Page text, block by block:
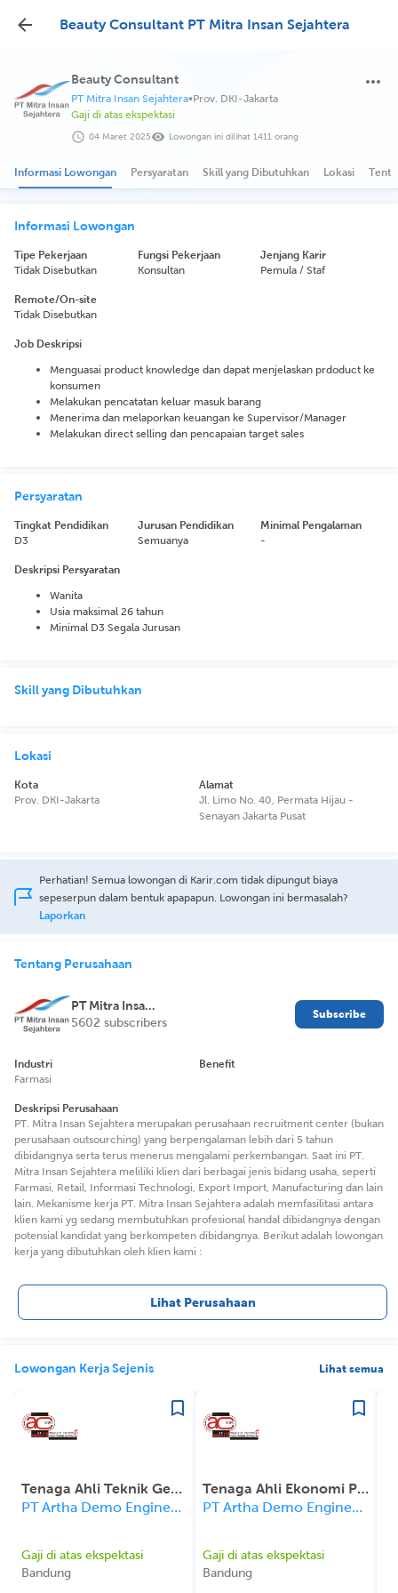
Beauty Consultant PT Mitra Insan Sejahtera
Beauty Consultant
PT Mitra Insan Sejahtera•Prov. DKI-Jakarta
Gaji di atas ekspektasi
Lowongan ini dilihat 1411 orang
04 Maret 2025
Informasi Lowongan Persyaratan Skill yang Dibutuhkan Lokasi
Informasi Lowongan
Tipe Pekerjaan
Tidak Disebutkan
Fungsi Pekerjaan
Konsultan
Jenjang Karir
Pemula / Staf
Remote/On-site
Tidak Disebutkan
Job Deskripsi
Menguasai product knowledge dan dapat menjelaskan prdoduct ke
konsumen
Melakukan pencatatan keluar masuk barang
Menerima dan melaporkan keuangan ke Supervisor/Manager
Melakukan direct selling dan pencapaian target sales
Persyaratan
Tingkat Pendidikan
D3
Jurusan Pendidikan
Semuanya
Minimal Pengalaman
-
Deskripsi Persyaratan
Wanita
Usia maksimal 26 tahun
Minimal D3 Segala Jurusan
Skill yang Dibutuhkan
Lokasi
Kota
Prov. DKI-Jakarta
Alamat
Jl. Limo No. 40, Permata Hijau -
Senayan Jakarta Pusat
Perhatian! Semua lowongan di Karir.com tidak dipungut biaya
sepeserpun dalam bentuk apapapun. Lowongan ini bermasalah?
Laporkan
Tentang Perusahaan
PT Mitra Insan Sejahtera
5602 subscribers
Subscribe
Industri
Farmasi
Benefit
Deskripsi Perusahaan
PT. Mitra Insan Sejahtera merupakan perusahaan recruitment center (bukan
perusahaan outsourching) yang berpengalaman lebih dari 5 tahun
dibidangnya serta terus menerus mengalami perkembangan. Saat ini PT.
Mitra Insan Sejahtera meliliki klien dari berbagai jenis bidang usaha, seperti
Farmasi, Retail, Informasi Technologi, Export Import, Manufacturing dan lain
lain. Mekanisme kerja PT. Mitra Insan Sejahtera adalah memfasilitasi antara
klien kami yg sedang membutuhkan profesional handal dibidangnya dengan
potensial kandidat yang berkompeten dibidangnya. Berikut adalah lowongan
kerja yang dibutuhkan oleh klien kami :
Lihat Perusahaan
Lowongan Kerja Sejenis Lihat semua
Tenaga Ahli Teknik Geologi
PT Artha Demo Engineering Consultant
Gaji di atas ekspektasi
Bandung
Tenaga Ahli Ekonomi Pembangunan
PT Artha Demo Engineering Consultant
Gaji di atas ekspektasi
Bandung